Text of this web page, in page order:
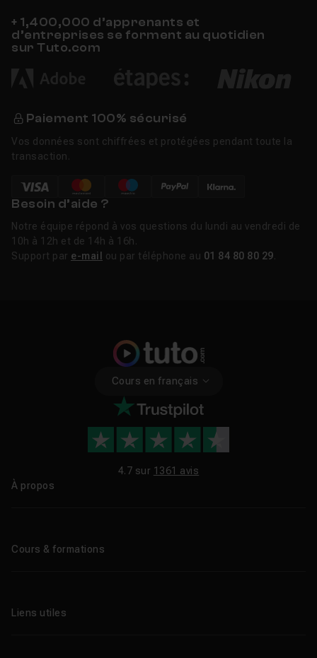
+ 1,400,000 d’apprenants et
d’entreprises se forment au quotidien
sur Tuto.com
Paiement 100% sécurisé
Vos données sont chiffrées et protégées pendant toute la
transaction.
Besoin d’aide ?
Notre équipe répond à vos questions du lundi au vendredi de
10h à 12h et de 14h à 16h.
Support par e-mail ou par téléphone au 01 84 80 80 29
Cours en français
4.7 sur 1361 avis
À propos
Cours & formations
Formations certifiantes
Liens utiles